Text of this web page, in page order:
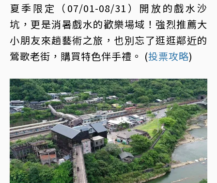
夏季限定（07/01-08/31）開放的戲水沙
坑，更是消暑戲水的歡樂場域！強烈推薦大
小朋友來趟藝術之旅，也別忘了逛逛鄰近的
鶯歌老街，購買特色伴手禮。 (投票攻略)